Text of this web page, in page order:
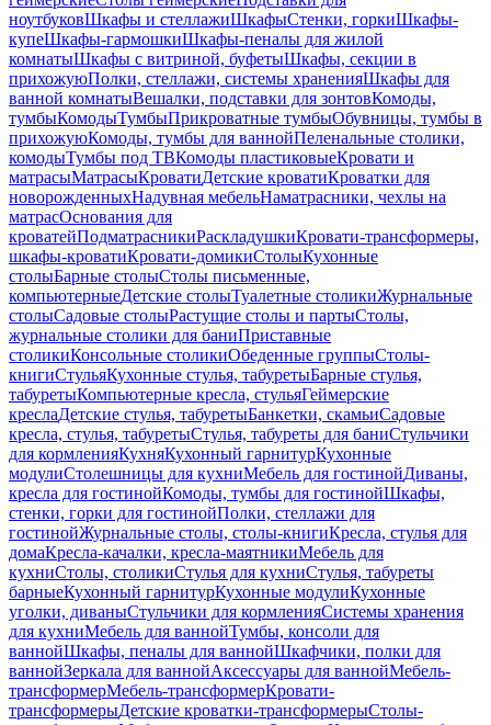
ноутбуковШкафы и стеллажиШкафыСтенки, горкиШкафы-
купеШкафы-гармошкиШкафы-пеналы для жилой
комнатыШкафы с витриной, буфетыШкафы, секции в
прихожуюПолки, стеллажи, системы храненияШкафы для
ванной комнатыВешалки, подставки для зонтовКомоды,
тумбыКомодыТумбыПрикроватные тумбыОбувницы, тумбы в
прихожуюКомоды, тумбы для ваннойПеленальные столики,
комодыТумбы под ТВКомоды пластиковыеКровати и
матрасыМатрасыКроватиДетские кроватиКроватки для
новорожденныхНадувная мебельНаматрасники, чехлы на
матрасОснования для
кроватейПодматрасникиРаскладушкиКровати-трансформеры,
шкафы-кроватиКровати-домикиСтолыКухонные
столыБарные столыСтолы письменные,
компьютерныеДетские столыТуалетные столикиЖурнальные
столыСадовые столыРастущие столы и партыСтолы,
журнальные столики для баниПриставные
столикиКонсольные столикиОбеденные группыСтолы-
книгиСтульяКухонные стулья, табуретыБарные стулья,
табуретыКомпьютерные кресла, стульяГеймерские
креслаДетские стулья, табуретыБанкетки, скамьиСадовые
кресла, стулья, табуретыСтулья, табуреты для баниСтульчики
для кормленияКухняКухонный гарнитурКухонные
модулиСтолешницы для кухниМебель для гостинойДиваны,
кресла для гостинойКомоды, тумбы для гостинойШкафы,
стенки, горки для гостинойПолки, стеллажи для
гостинойЖурнальные столы, столы-книгиКресла, стулья для
домаКресла-качалки, кресла-маятникиМебель для
кухниСтолы, столикиСтулья для кухниСтулья, табуреты
барныеКухонный гарнитурКухонные модулиКухонные
уголки, диваныСтульчики для кормленияСистемы хранения
для кухниМебель для ваннойТумбы, консоли для
ваннойШкафы, пеналы для ваннойШкафчики, полки для
ваннойЗеркала для ваннойАксессуары для ваннойМебель-
трансформерМебель-трансформерКровати-
трансформерыДетские кроватки-трансформерыСтолы-